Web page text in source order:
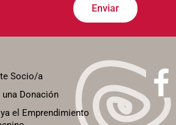
Enviar
Socio/a
una Donación
el Emprendimiento